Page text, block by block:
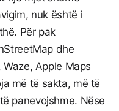
nuk është i
Për pak
dhe
Apple Maps
më të sakta, më të
panevojshme. Nëse